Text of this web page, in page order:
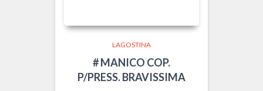
LAGOSTINA
# MANICO COP.
P/PRESS. BRAVISSIMA